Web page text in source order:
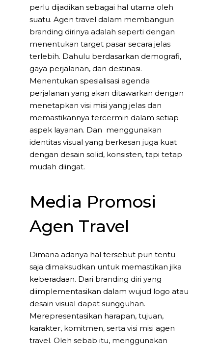
perlu dijadikan sebagai hal utama oleh
suatu. Agen travel dalam membangun
branding dirinya adalah seperti dengan
menentukan target pasar secara jelas
terlebih. Dahulu berdasarkan demografi,
gaya perjalanan, dan destinasi.
Menentukan spesialisasi agenda
perjalanan yang akan ditawarkan dengan
menetapkan visi misi yang jelas dan
memastikannya tercermin dalam setiap
aspek layanan. Dan menggunakan
identitas visual yang berkesan juga kuat
dengan desain solid, konsisten, tapi tetap
mudah diingat.
Media Promosi
Agen Travel
Dimana adanya hal tersebut pun tentu
saja dimaksudkan untuk memastikan jika
keberadaan. Dari branding diri yang
diimplementasikan dalam wujud logo atau
desain visual dapat sungguhan.
Merepresentasikan harapan, tujuan,
karakter, komitmen, serta visi misi agen
travel. Oleh sebab itu, menggunakan